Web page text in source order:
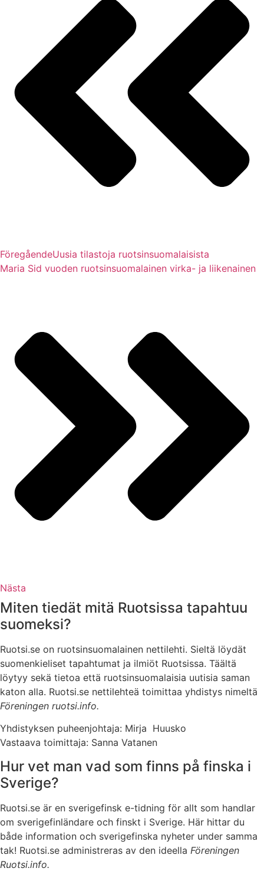
FöregåendeUusia tilastoja ruotsinsuomalaisista
Maria Sid vuoden ruotsinsuomalainen virka- ja liikenainen
Nästa
Miten tiedät mitä Ruotsissa tapahtuu
suomeksi?
Ruotsi.se on ruotsinsuomalainen nettilehti. Sieltä löydät
suomenkieliset tapahtumat ja ilmiöt Ruotsissa. Täältä
löytyy sekä tietoa että ruotsinsuomalaisia uutisia saman
katon alla. Ruotsi.se nettilehteä toimittaa yhdistys nimeltä
Föreningen ruotsi.info.
Yhdistyksen puheenjohtaja: Mirja Huusko
Vastaava toimittaja: Sanna Vatanen
Hur vet man vad som finns på finska i
Sverige?
Ruotsi.se är en sverigefinsk e-tidning för allt som handlar
om sverigefinländare och finskt i Sverige. Här hittar du
både information och sverigefinska nyheter under samma
tak! Ruotsi.se administreras av den ideella Föreningen
Ruotsi.info.